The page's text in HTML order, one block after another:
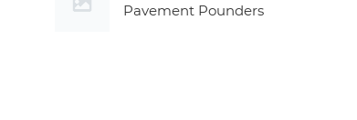
Pavement Pounders